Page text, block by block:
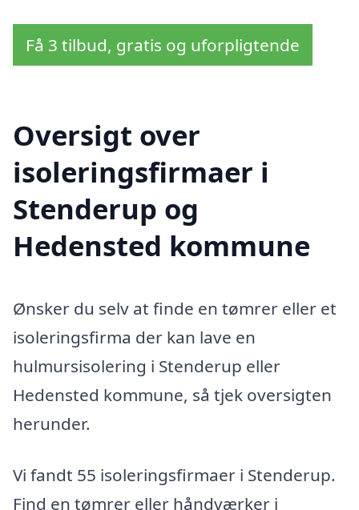
Få 3 tilbud, gratis og uforpligtende
Oversigt over
isoleringsfirmaer i
Stenderup og
Hedensted kommune
Ønsker du selv at finde en tømrer eller et
isoleringsfirma der kan lave en
hulmursisolering i Stenderup eller
Hedensted kommune, så tjek oversigten
herunder.
Vi fandt 55 isoleringsfirmaer i Stenderup.
Find en tømrer eller håndværker i